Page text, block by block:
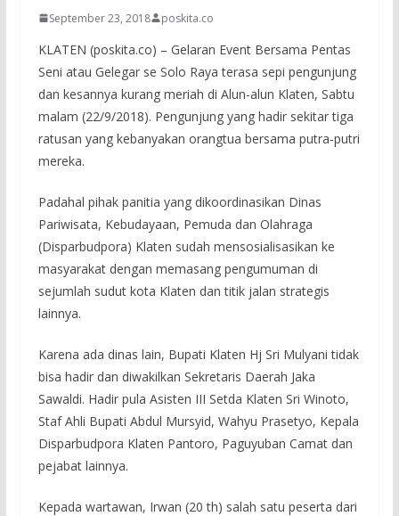
September 23, 2018 poskita.co
KLATEN (poskita.co) – Gelaran Event Bersama Pentas
Seni atau Gelegar se Solo Raya terasa sepi pengunjung
dan kesannya kurang meriah di Alun-alun Klaten, Sabtu
malam (22/9/2018). Pengunjung yang hadir sekitar tiga
ratusan yang kebanyakan orangtua bersama putra-putri
mereka.
Padahal pihak panitia yang dikoordinasikan Dinas
Pariwisata, Kebudayaan, Pemuda dan Olahraga
(Disparbudpora) Klaten sudah mensosialisasikan ke
masyarakat dengan memasang pengumuman di
sejumlah sudut kota Klaten dan titik jalan strategis
lainnya.
Karena ada dinas lain, Bupati Klaten Hj Sri Mulyani tidak
bisa hadir dan diwakilkan Sekretaris Daerah Jaka
Sawaldi. Hadir pula Asisten III Setda Klaten Sri Winoto,
Staf Ahli Bupati Abdul Mursyid, Wahyu Prasetyo, Kepala
Disparbudpora Klaten Pantoro, Paguyuban Camat dan
pejabat lainnya.
Kepada wartawan, Irwan (20 th) salah satu peserta dari